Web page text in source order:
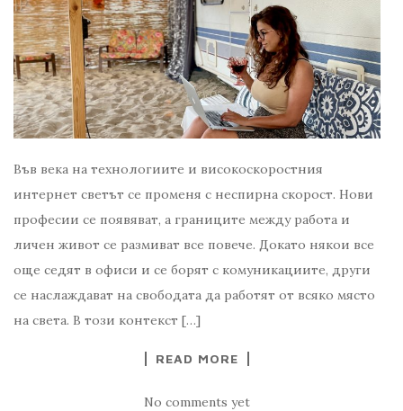
Във века на технологиите и високоскоростния
интернет светът се променя с неспирна скорост. Нови
професии се появяват, а границите между работа и
личен живот се размиват все повече. Докато някои все
още седят в офиси и се борят с комуникациите, други
се наслаждават на свободата да работят от всяко място
на света. В този контекст […]
READ MORE
No comments yet